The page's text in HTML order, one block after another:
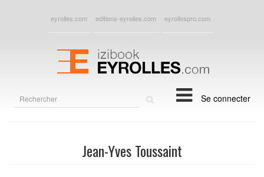
eyrolles.com editions-eyrolles.com eyrollespro.com
Se connecter
Jean-Yves Toussaint